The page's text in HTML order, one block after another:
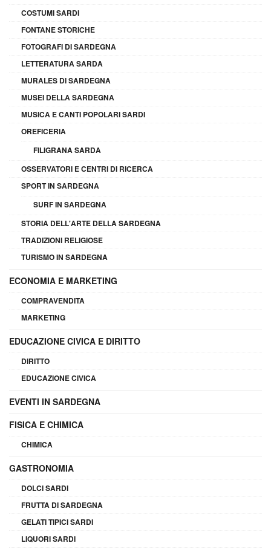
COSTUMI SARDI
FONTANE STORICHE
FOTOGRAFI DI SARDEGNA
LETTERATURA SARDA
MURALES DI SARDEGNA
MUSEI DELLA SARDEGNA
MUSICA E CANTI POPOLARI SARDI
OREFICERIA
FILIGRANA SARDA
OSSERVATORI E CENTRI DI RICERCA
SPORT IN SARDEGNA
SURF IN SARDEGNA
STORIA DELL'ARTE DELLA SARDEGNA
TRADIZIONI RELIGIOSE
TURISMO IN SARDEGNA
ECONOMIA E MARKETING
COMPRAVENDITA
MARKETING
EDUCAZIONE CIVICA E DIRITTO
DIRITTO
EDUCAZIONE CIVICA
EVENTI IN SARDEGNA
FISICA E CHIMICA
CHIMICA
GASTRONOMIA
DOLCI SARDI
FRUTTA DI SARDEGNA
GELATI TIPICI SARDI
LIQUORI SARDI